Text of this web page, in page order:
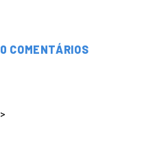
0 COMENTÁRIOS
>